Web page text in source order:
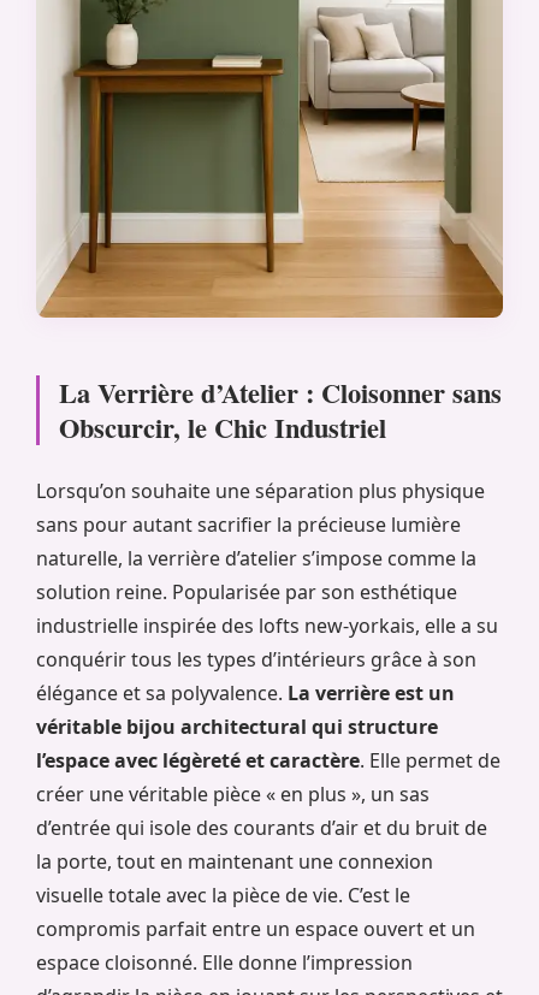
La Verrière d’Atelier : Cloisonner sans
Obscurcir, le Chic Industriel
Lorsqu’on souhaite une séparation plus physique
sans pour autant sacrifier la précieuse lumière
naturelle, la verrière d’atelier s’impose comme la
solution reine. Popularisée par son esthétique
industrielle inspirée des lofts new-yorkais, elle a su
conquérir tous les types d’intérieurs grâce à son
élégance et sa polyvalence. La verrière est un
véritable bijou architectural qui structure
l’espace avec légèreté et caractère. Elle permet de
créer une véritable pièce « en plus », un sas
d’entrée qui isole des courants d’air et du bruit de
la porte, tout en maintenant une connexion
visuelle totale avec la pièce de vie. C’est le
compromis parfait entre un espace ouvert et un
espace cloisonné. Elle donne l’impression